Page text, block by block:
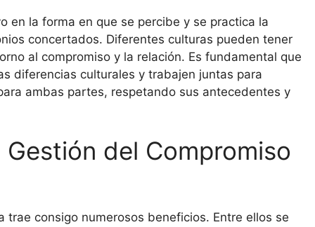
en la forma en que se percibe y se practica la
concertados. Diferentes culturas pueden tener
al compromiso y la relación. Es fundamental que
diferencias culturales y trabajen juntas para
ambas partes, respetando sus antecedentes y
del Compromiso
trae consigo numerosos beneficios. Entre ellos se